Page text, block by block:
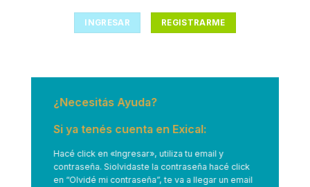
INGRESAR REGISTRARME
¿Necesitás Ayuda?
Si ya tenés cuenta en Exical:
Hacé click en «Ingresar», utiliza tu email y
contraseña. Siolvidaste la contraseña hacé click
en “Olvidé mi contraseña”, te va a llegar un email